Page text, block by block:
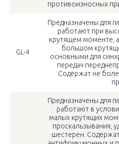
противоизносных
GL-4
Предназначены для
работают при
крутящем моменте,
большом
основными для
передач
Содержат не
Предназначены для
работают в
малых крутящих
проскальзывания,
шестерен.